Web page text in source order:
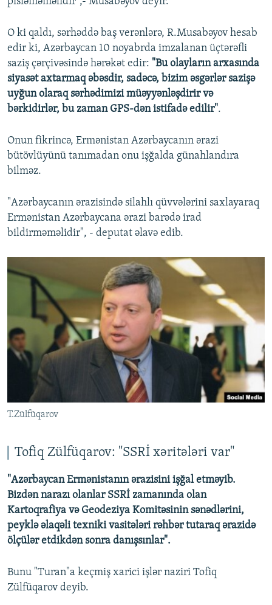
O ki qaldı, sərhəddə baş verənlərə, R.Musabəyov hesab
edir ki, Azərbaycan 10 noyabrda imzalanan üçtərəfli
saziş çərçivəsində hərəkət edir: "Bu olayların arxasında
siyasət axtarmaq əbəsdir, sadəcə, bizim əsgərlər sazişə
uyğun olaraq sərhədimizi müəyyənləşdirir və
bərkidirlər, bu zaman GPS-dən istifadə edilir".
Onun fikrincə, Ermənistan Azərbaycanın ərazi
bütövlüyünü tanımadan onu işğalda günahlandıra
bilməz.
"Azərbaycanın ərazisində silahlı qüvvələrini saxlayaraq
Ermənistan Azərbaycana ərazi barədə irad
bildirməməlidir", - deputat əlavə edib.
T.Zülfüqarov
Tofiq Zülfüqarov: "SSRİ xəritələri var"
"Azərbaycan Ermənistanın ərazisini işğal etməyib.
Bizdən narazı olanlar SSRİ zamanında olan
Kartoqrafiya və Geodeziya Komitəsinin sənədlərini,
peyklə əlaqəli texniki vasitələri rəhbər tutaraq ərazidə
ölçülər etdikdən sonra danışsınlar".
Bunu "Turan"a keçmiş xarici işlər naziri Tofiq
Zülfüqarov deyib.